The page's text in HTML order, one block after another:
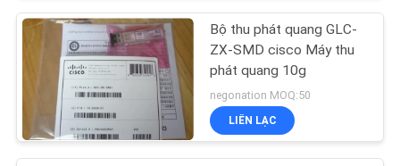
LIÊN
VỚI
CHÚNG
TÔI
Bộ thu phát quang GLC-
ZX-SMD cisco Máy thu
phát quang 10g
negonation MOQ:50
LIÊN LẠC